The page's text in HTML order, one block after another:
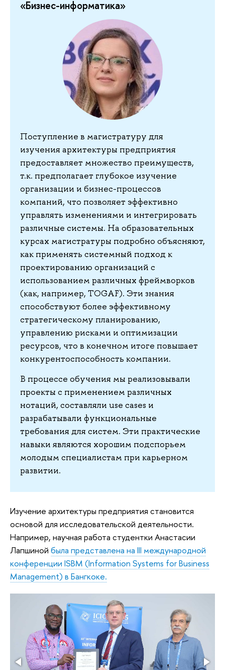
«Бизнес-информатика»
Поступление в магистратуру для
изучения архитектуры предприятия
предоставляет множество преимуществ,
т.к. предполагает глубокое изучение
организации и бизнес-процессов
компаний, что позволяет эффективно
управлять изменениями и интегрировать
различные системы. На образовательных
курсах магистратуры подробно объясняют,
как применять системный подход к
проектированию организаций с
использованием различных фреймворков
(как, например, TOGAF). Эти знания
способствуют более эффективному
стратегическому планированию,
управлению рисками и оптимизации
ресурсов, что в конечном итоге повышает
конкурентоспособность компании.
В процессе обучения мы реализовывали
проекты с применением различных
нотаций, составляли use cases и
разрабатывали функциональные
требования для систем. Эти практические
навыки являются хорошим подспорьем
молодым специалистам при карьерном
развитии.
Изучение архитектуры предприятия становится
основой для исследовательской деятельности.
Например, научная работа студентки Анастасии
Лапшиной была представлена на III международной
конференции ISBM (Information Systems for Business
Management) в Бангкоке.